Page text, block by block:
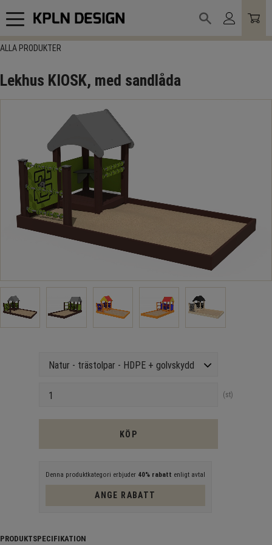
Meny
ALLA PRODUKTER
Lekhus KIOSK, med sandlåda
st
KÖP
Denna produktkategori erbjuder 40% rabatt enligt avtal
ANGE RABATT